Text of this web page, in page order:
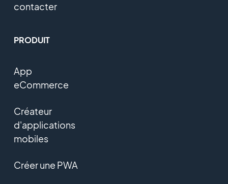
contacter
PRODUIT
App
eCommerce
Créateur
d'applications
mobiles
Créer une PWA